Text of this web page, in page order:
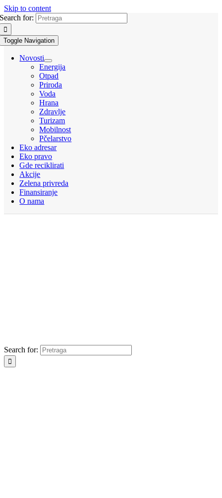
Skip to content
Search for:
Toggle Navigation
Novosti
Energija
Otpad
Priroda
Voda
Hrana
Zdravlje
Turizam
Mobilnost
Pčelarstvo
Eko adresar
Eko pravo
Gde reciklirati
Akcije
Zelena privreda
Finansiranje
O nama
Search for: